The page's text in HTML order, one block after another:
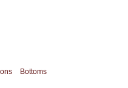
Bottoms